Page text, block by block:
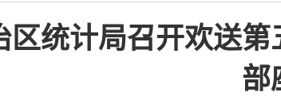
区统计局召开欢送
部